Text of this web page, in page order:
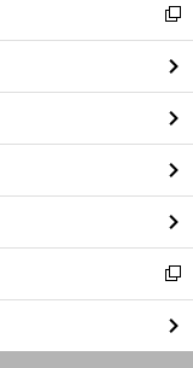
閉
る
新
し
い
ウ
ィ
ン
ド
ウ
で
開
く
新
し
い
ウ